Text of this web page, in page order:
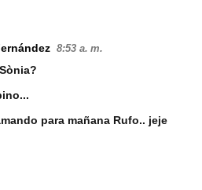
8:53 a. m.
para mañana Rufo.. jeje